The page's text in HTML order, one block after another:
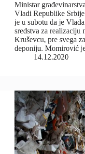
Ministar
Vladi Republike
je u subotu da je
sredstva za realizaciju
Kruševcu, pre svega
deponiju. Momirović
14.12.2020